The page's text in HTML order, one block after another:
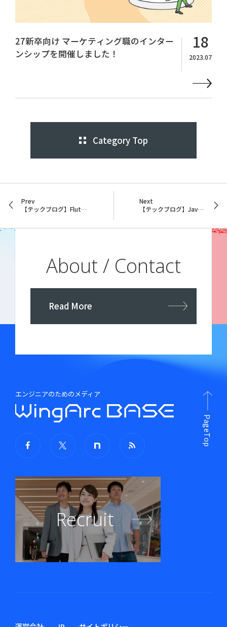
27新卒向け マーケティング職のインター
ンシップを開催しました！
18
2023.07
Category Top
Prev
【テックブログ】Flutter on DesktopからGPIOを利用する
Next
【テックブログ】Javassistとメモリリーク
About / Contact
Read More
エンジニアのためのメディア
Recruit
PageTop